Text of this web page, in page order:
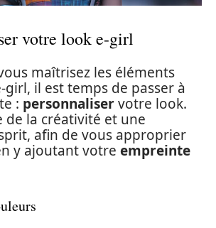
votre look e-girl
maîtrisez les éléments
girl, il est temps de passer à
: personnaliservotre look.
de la créativité et une
afin de vous approprier
y ajoutant votre empreinte